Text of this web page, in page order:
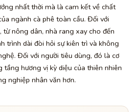
nhất thời mà là cam kết về chất
ngành cà phê toàn cầu. Đối với
nông dân, nhà rang xay cho đến
trình dài đòi hỏi sự kiên trì và không
Đối với người tiêu dùng, đó là cơ
tầng hương vị kỳ diệu của thiên nhiên
nghiệp nhân văn hơn.